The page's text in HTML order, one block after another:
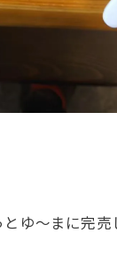
ゆ〜まに完